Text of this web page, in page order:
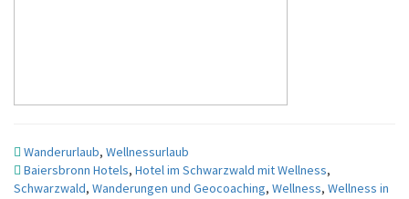
Wanderurlaub, Wellnessurlaub
Baiersbronn Hotels, Hotel im Schwarzwald mit Wellness,
Schwarzwald, Wanderungen und Geocoaching, Wellness, Wellness in